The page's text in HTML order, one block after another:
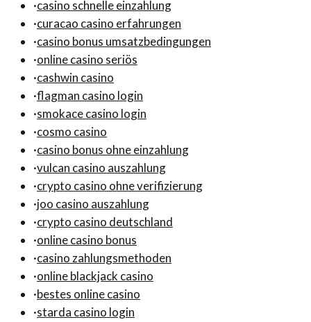
·casino schnelle einzahlung
·curacao casino erfahrungen
·casino bonus umsatzbedingungen
·online casino seriös
·cashwin casino
·flagman casino login
·smokace casino login
·cosmo casino
·casino bonus ohne einzahlung
·vulcan casino auszahlung
·crypto casino ohne verifizierung
·joo casino auszahlung
·crypto casino deutschland
·online casino bonus
·casino zahlungsmethoden
·online blackjack casino
·bestes online casino
·starda casino login